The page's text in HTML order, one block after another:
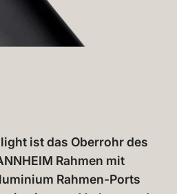
ist das Oberrohr des
Rahmen mit
Rahmen-Ports